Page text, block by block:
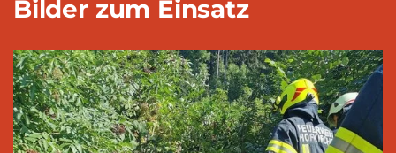
Bilder zum Einsatz